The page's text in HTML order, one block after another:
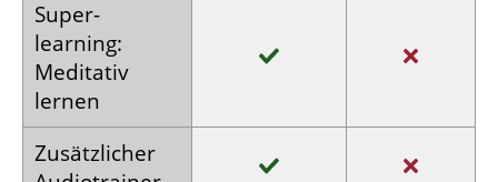
Super­
learning:
Meditativ
lernen
Zusätz­licher